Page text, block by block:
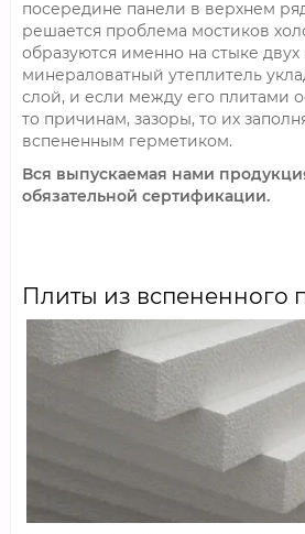
посередине панели в верхнем
решается проблема мостиков
образуются именно на стыке
минераловатный утеплитель
слой, и если между его плитами
то причинам, зазоры, то их
вспененным герметиком.
Вся выпускаемая нами
обязательной сертификации.
Плиты из вспененного